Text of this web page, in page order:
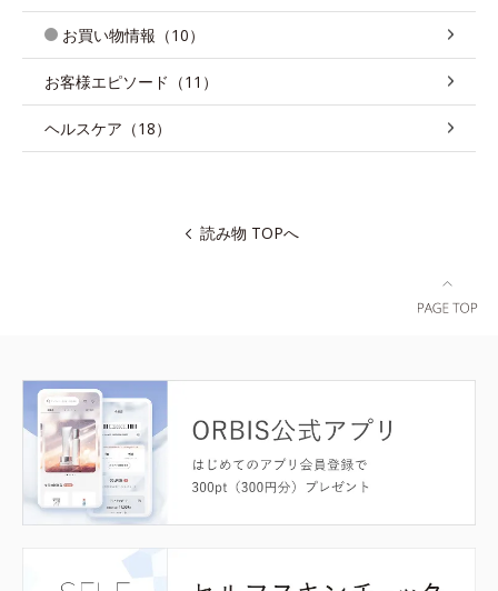
お買い物情報（10）
お客様エピソード（11）
ヘルスケア（18）
読み物 TOPへ